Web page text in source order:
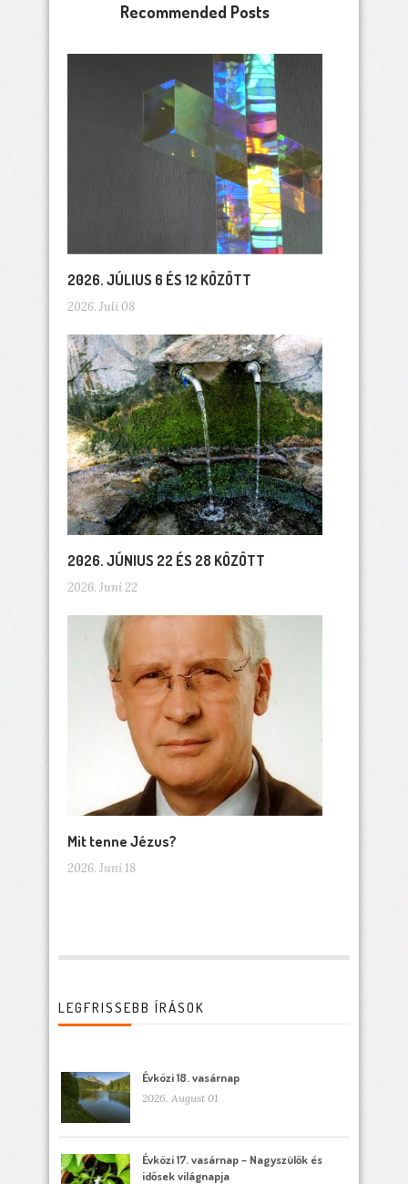
Recommended Posts
2026. JÚLIUS 6 ÉS 12 KÖZÖTT
2026. Juli 08
2026. JÚNIUS 22 ÉS 28 KÖZÖTT
2026. Juni 22
Mit tenne Jézus?
2026. Juni 18
LEGFRISSEBB ÍRÁSOK
Évközi 18. vasárnap
2026. August 01
Évközi 17. vasárnap – Nagyszülők és
idősek világnapja